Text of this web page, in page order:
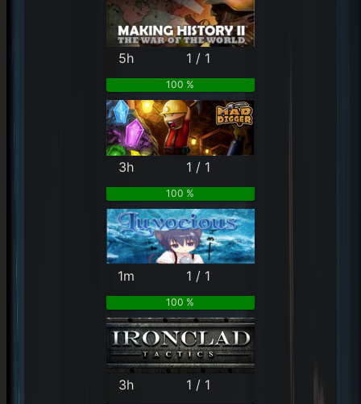
5h 1 / 1
100 %
3h 1 / 1
100 %
1m 1 / 1
100 %
3h 1 / 1